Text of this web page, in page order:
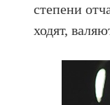
степени
ходят,